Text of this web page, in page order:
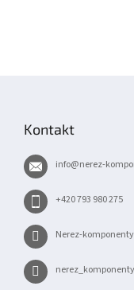
Kontakt
info@nerez-
+420 793 980 275
Nerez-